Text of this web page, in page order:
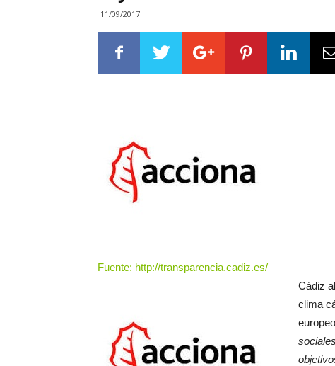
11/09/2017
Fuente: http://transparencia.cadiz.es/
Cádiz
clima
europeo